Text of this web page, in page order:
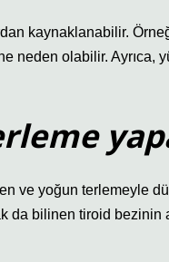
kaynaklanabilir.
neden olabilir. Ayrıca,
ve yoğun terlemeyle
bilinen tiroid bezinin